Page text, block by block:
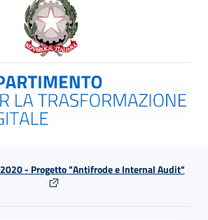
- Progetto "Antifrode e Internal Audit"